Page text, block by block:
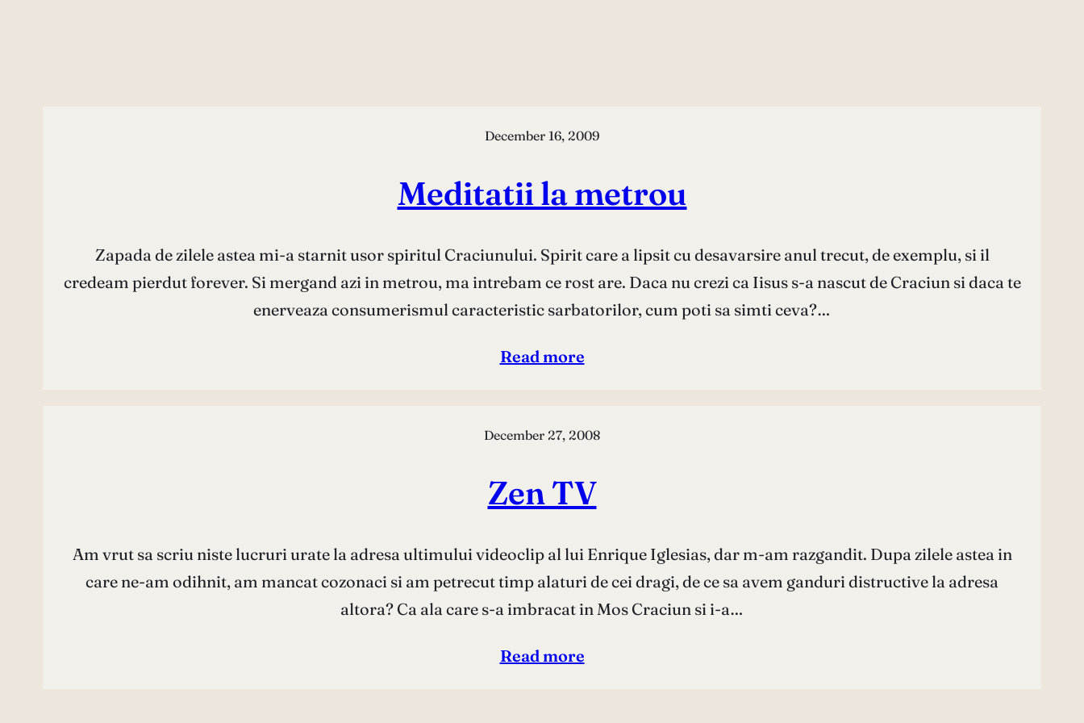
December 16, 2009
Meditatii la metrou
Zapada de zilele astea mi-a starnit usor spiritul Craciunului. Spirit care a lipsit cu desavarsire anul trecut, de exemplu, si il
credeam pierdut forever. Si mergand azi in metrou, ma intrebam ce rost are. Daca nu crezi ca Iisus s-a nascut de Craciun si daca te
enerveaza consumerismul caracteristic sarbatorilor, cum poti sa simti ceva?…
Read more
December 27, 2008
Zen TV
Am vrut sa scriu niste lucruri urate la adresa ultimului videoclip al lui Enrique Iglesias, dar m-am razgandit. Dupa zilele astea in
care ne-am odihnit, am mancat cozonaci si am petrecut timp alaturi de cei dragi, de ce sa avem ganduri distructive la adresa
altora? Ca ala care s-a imbracat in Mos Craciun si i-a…
Read more